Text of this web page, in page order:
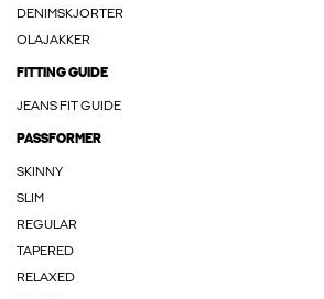
DENIMSKJORTER
OLAJAKKER
FITTING GUIDE
JEANS FIT GUIDE
PASSFORMER
SKINNY
SLIM
REGULAR
TAPERED
RELAXED